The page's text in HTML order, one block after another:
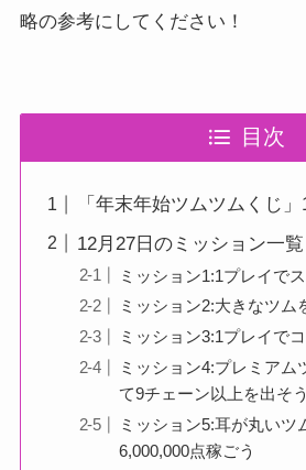
略の参考にしてください！
目次
「年末年始ツムツムくじ
12月27日のミッション一
ミッション1:1プレイで
ミッション2:大きなツム
ミッション3:1プレイで
ミッション4:プレミアム
て9チェーン以上を出そう
ミッション5:耳が丸いツ
6,000,000点稼ごう